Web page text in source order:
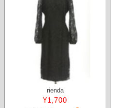
rienda
¥1,700